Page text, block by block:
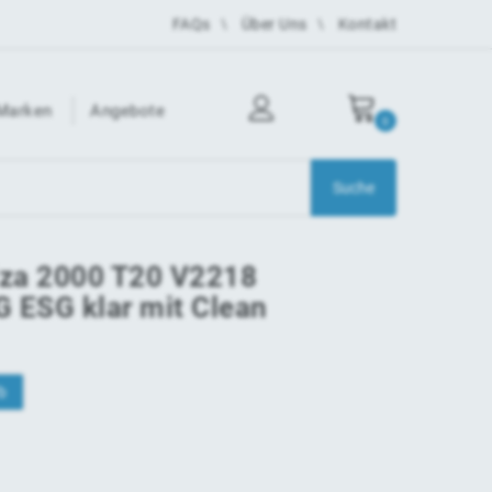
FAQs Über Uns Kontakt
Angebote
2000 T20 V2218
ESG klar mit Clean